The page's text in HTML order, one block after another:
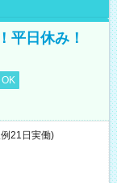
平日休み！
21日実働)